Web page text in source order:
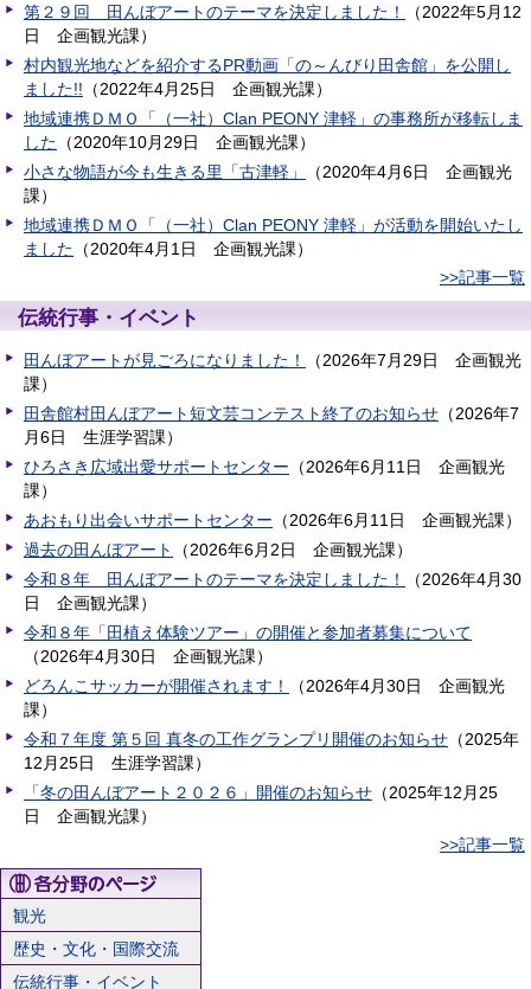
第２９回 田んぼアートのテーマを決定しました！
（2022年5月12
日
企画観光課）
村内観光地などを紹介するPR動画「の～んびり田舎館」を公開し
ました!! （2022年4月25日 企画観光課）
地域連携ＤＭＯ「（一社）Clan PEONY 津軽」の事務所が移転しま
した （2020年10月29日 企画観光課）
小さな物語が今も生きる里「古津軽」
（2020年4月6日
企画観光
課）
地域連携ＤＭＯ「（一社）Clan PEONY 津軽」が活動を開始いたし
ました （2020年4月1日 企画観光課）
>>記事一覧
伝統行事・イベント
田んぼアートが見ごろになりました！ （2026年7月29日
企画観光
課）
田舎館村田んぼアート短文芸コンテスト終了のお知らせ （2026年7
月6日
生涯学習課）
ひろさき広域出愛サポートセンター （2026年6月11日
企画観光
課）
あおもり出会いサポートセンター （2026年6月11日 企画観光課）
過去の田んぼアート
（2026年6月2日 企画観光課）
令和８年 田んぼアートのテーマを決定しました！
（2026年4月30
日
企画観光課）
令和８年「田植え体験ツアー」の開催と参加者募集について
（2026年4月30日 企画観光課）
どろんこサッカーが開催されます！
（2026年4月30日
企画観光
課）
令和７年度 第５回 真冬の工作グランプリ開催のお知らせ （2025年
12月25日
生涯学習課）
「冬の田んぼアート２０２６」開催のお知らせ （2025年12月25
日
企画観光課）
>>記事一覧
観光
歴史・文化・国際交流
伝統行事・イベント